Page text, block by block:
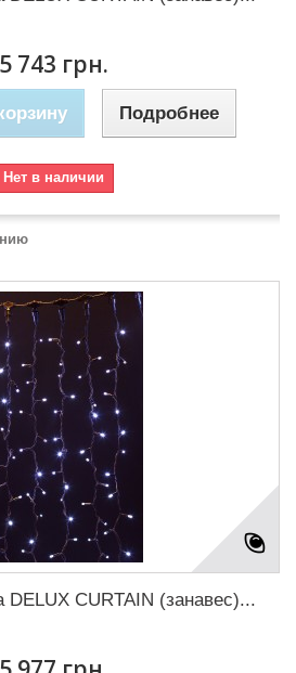
5 743 грн.
Подробнее
Нет в наличии
DELUX CURTAIN (занавес)...